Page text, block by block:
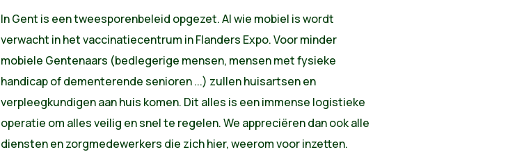
In Gent is een tweesporenbeleid opgezet. Al wie mobiel is wordt
verwacht in het vaccinatiecentrum in Flanders Expo. Voor minder
mobiele Gentenaars (bedlegerige mensen, mensen met fysieke
handicap of dementerende senioren ...) zullen huisartsen en
verpleegkundigen aan huis komen. Dit alles is een immense logistieke
operatie om alles veilig en snel te regelen. We appreciëren dan ook alle
diensten en zorgmedewerkers die zich hier, weerom voor inzetten.